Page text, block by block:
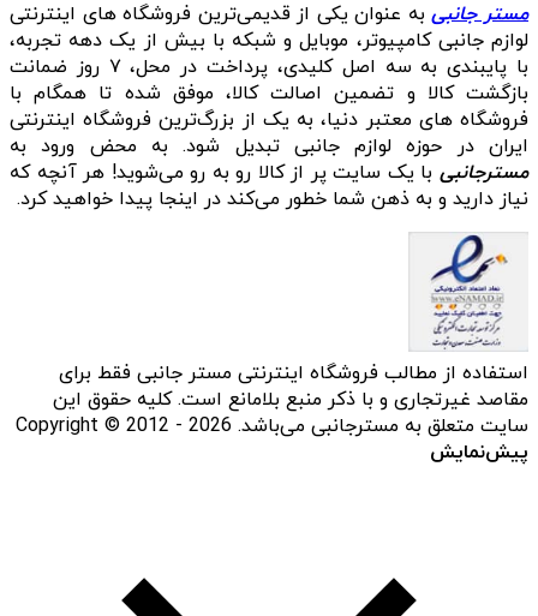
مستر جانبیبه عنوان یکی از قدیمی‌ترین فروشگاه های اینترنتی
لوازم جانبی کامپیوتر، موبایل و شبکه با بیش از یک دهه تجربه،
با پایبندی به سه اصل کلیدی، پرداخت در محل، ۷ روز ضمانت
بازگشت کالا و تضمین اصالت کالا، موفق شده تا همگام با
فروشگاه‌ های معتبر دنیا، به یک از بزرگ‌ترین فروشگاه اینترنتی
ایران در حوزه لوازم جانبی تبدیل شود. به محض ورود به
مسترجانبی با یک سایت پر از کالا رو به رو می‌شوید! هر آنچه که
نیاز دارید و به ذهن شما خطور می‌کند در اینجا پیدا خواهید کرد.
استفاده از مطالب فروشگاه اینترنتی مستر جانبی فقط برای
مقاصد غیرتجاری و با ذکر منبع بلامانع است. کلیه حقوق این
سایت متعلق به مسترجانبی می‌باشد. Copyright © 2012 - 2026
پیش‌نمایش